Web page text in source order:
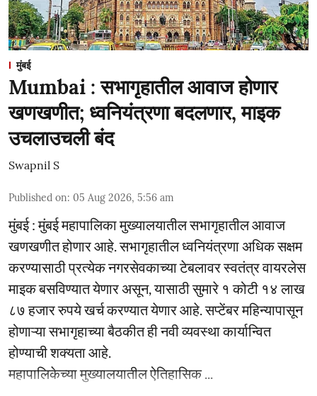
मुंबई
Mumbai : सभागृहातील आवाज होणार
खणखणीत; ध्वनियंत्रणा बदलणार, माइक
उचलाउचली बंद
Swapnil S
Published on: 05 Aug 2026, 5:56 am
मुंबई : मुंबई महापालिका मुख्यालयातील सभागृहातील आवाज
खणखणीत होणार आहे. सभागृहातील ध्वनियंत्रणा अधिक सक्षम
करण्यासाठी प्रत्येक नगरसेवकाच्या टेबलावर स्वतंत्र वायरलेस
माइक बसविण्यात येणार असून, यासाठी सुमारे १ कोटी १४ लाख
८७ हजार रुपये खर्च करण्यात येणार आहे. सप्टेंबर महिन्यापासून
होणाऱ्या सभागृहाच्या बैठकीत ही नवी व्यवस्था कार्यान्वित
होण्याची शक्यता आहे.
महापालिकेच्या मुख्यालयातील ऐतिहासिक ...